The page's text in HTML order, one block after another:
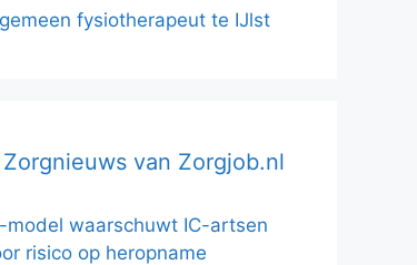
fysiotherapeut te IJlst
Zorgnieuws van Zorgjob.nl
model waarschuwt IC-artsen
risico op heropname